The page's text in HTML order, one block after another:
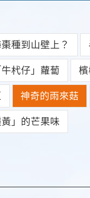
種到山壁上？
杙仔」蘿蔔
神奇的雨來菇
黃」的芒果味